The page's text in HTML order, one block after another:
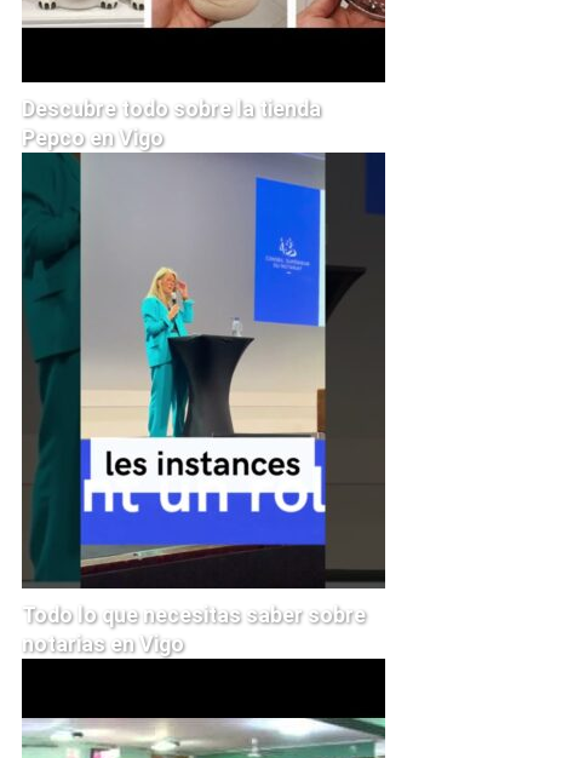
Descubre todo sobre la tienda
Pepco en Vigo
Todo lo que necesitas saber sobre
notarias en Vigo